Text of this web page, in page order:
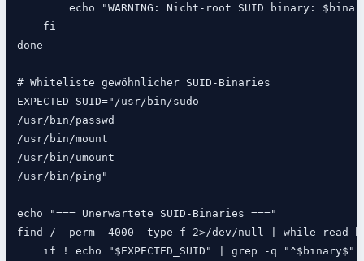
echo "WARNING: Nicht-root SUID binary:
    fi
done
# Whiteliste gewöhnlicher SUID-Binaries
EXPECTED_SUID="/usr/bin/sudo
/usr/bin/passwd
/usr/bin/mount
/usr/bin/umount
/usr/bin/ping"
echo "=== Unerwartete SUID-Binaries ==="
find / -perm -4000 -type f 2>/dev/null | while read
if ! echo "$EXPECTED_SUID" | grep -q "^$binary$";